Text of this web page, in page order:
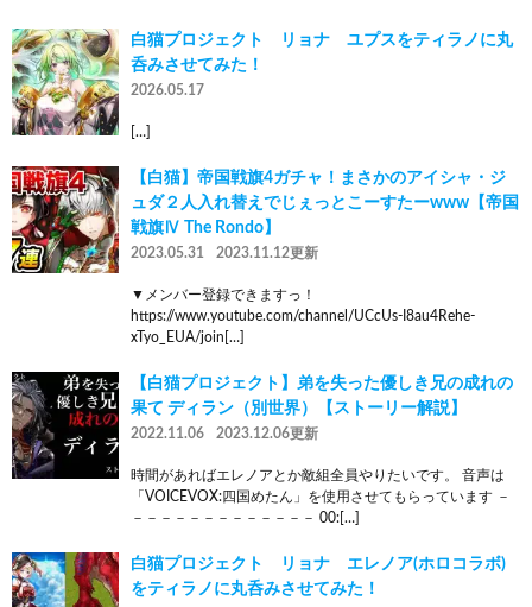
白猫プロジェクト リョナ ユプスをティラノに丸
呑みさせてみた！
2026.05.17
[…]
【白猫】帝国戦旗4ガチャ！まさかのアイシャ・ジ
ュダ２人入れ替えでじぇっとこーすたーwww【帝国
戦旗Ⅳ The Rondo】
2023.05.31 2023.11.12更新
▼メンバー登録できますっ！
https://www.youtube.com/channel/UCcUs-I8au4Rehe-
xTyo_EUA/join[…]
【白猫プロジェクト】弟を失った優しき兄の成れの
果て ディラン（別世界）【ストーリー解説】
2022.11.06 2023.12.06更新
時間があればエレノアとか敵組全員やりたいです。 音声は
「VOICEVOX:四国めたん」を使用させてもらっています －
－－－－－－－－－－－－－ 00:[…]
白猫プロジェクト リョナ エレノア(ホロコラボ)
をティラノに丸呑みさせてみた！